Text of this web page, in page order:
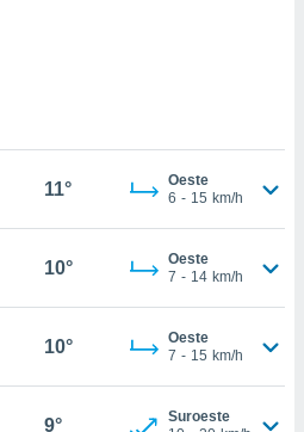
11°
Oeste
6 - 15 km/h
10°
Oeste
7 - 14 km/h
10°
Oeste
7 - 15 km/h
9°
Suroeste